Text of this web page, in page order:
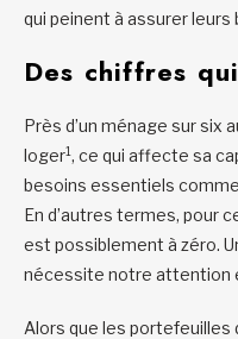
qui peinent à assurer
Des chiffres
Près d’un ménage sur six
loger1, ce qui affecte sa
besoins essentiels
En d’autres termes, pour
est possiblement à zéro.
nécessite notre attention
Alors que les portefeuilles